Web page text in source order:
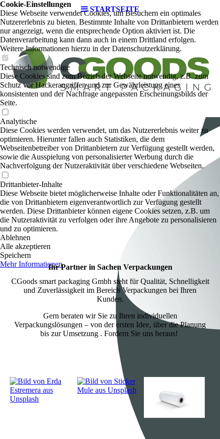
STARTSEITE
Ihr Partner in Sachen Verpackungen
CGoods smart packaging Gmbh steht für Qualität, Schnelligkeit
und Zuverlässigkeit im Bereich Verpackungen bei Ihren
Kunden.
Gern beraten wir Sie zu Ihren individuellen
Verpackungslösungen – von der ersten Idee, über die Planung
bis zur Umsetzung . Fordern Sie uns heraus!
Cookie-Einstellungen
Diese Webseite verwendet Cookies, um Besuchern ein optimales
Nutzererlebnis zu bieten. Bestimmte Inhalte von Drittanbietern werden
nur angezeigt, wenn die entsprechende Option aktiviert ist. Die
Datenverarbeitung kann dann auch in einem Drittland erfolgen.
Weitere Informationen hierzu in der Datenschutzerklärung.
Technisch notwendige
Diese Cookies sind zum Betrieb der Webseite notwendig, z.B. zum
Schutz vor Hackerangriffen und zur Gewährleistung eines
konsistenten und der Nachfrage angepassten Erscheinungsbilds der
Seite.
Analytische
Diese Cookies werden verwendet, um das Nutzererlebnis weiter zu
optimieren. Hierunter fallen auch Statistiken, die dem
Webseitenbetreiber von Drittanbietern zur Verfügung gestellt werden,
sowie die Ausspielung von personalisierter Werbung durch die
Nachverfolgung der Nutzeraktivität über verschiedene Webseiten.
Drittanbieter-Inhalte
Diese Webseite bietet möglicherweise Inhalte oder Funktionalitäten an,
die von Drittanbietern eigenverantwortlich zur Verfügung gestellt
werden. Diese Drittanbieter können eigene Cookies setzen, z.B. um
die Nutzeraktivität zu verfolgen oder ihre Angebote zu personalisieren
und zu optimieren.
Ablehnen
Alle akzeptieren
Speichern
Mehr Informationen